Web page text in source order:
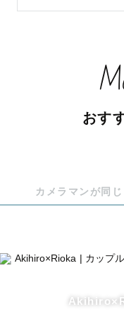
おす
カメラマンが同じ